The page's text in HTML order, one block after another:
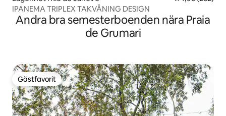
IPANEMA TRIPLEX TAKVÅNING DESIGN
Andra bra semesterboenden nära Praia
de Grumari
Gästfavorit
Gästfavorit